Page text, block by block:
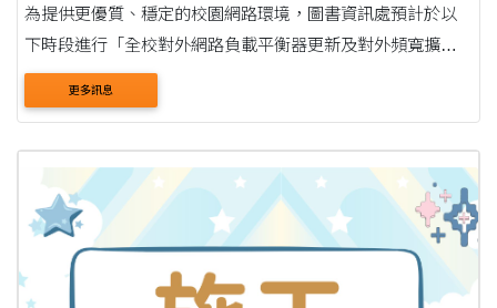
為提供更優質、穩定的校園網路環境，圖書資訊處預計於以
下時段進行「全校對外網路負載平衡器更新及對外頻寬擴充
工程」。維護期間將暫停所有網路服務，造成不便敬請見
諒。 ●斷網時間：7月15日（週三）晚間 22:00 至 7....
更多訊息